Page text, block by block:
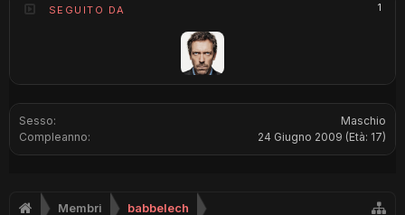
SEGUITO DA 1
Sesso:
Maschio
Compleanno:
24 Giugno 2009 (Età: 17)
Membri babbelech